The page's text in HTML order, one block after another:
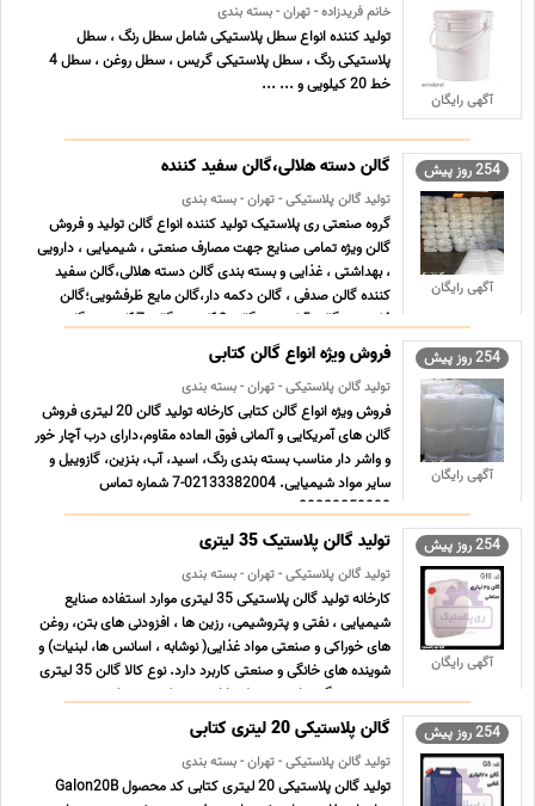
آگهی رایگان
خانم فریدزاده - تهران - بسته بندی
تولید کننده انواع سطل پلاستیکی شامل سطل رنگ ، سطل
پلاستیکی رنگ ، سطل پلاستیکی گریس ، سطل روغن ، سطل 4
خط 20 کیلویی و ... ...
254 روز پیش
آگهی رایگان
گالن دسته هلالی،گالن سفید کننده
تولید گالن پلاستیکی - تهران - بسته بندی
گروه صنعتی ری پلاستیک تولید کننده انواع گالن تولید و فروش
گالن ویژه تمامی صنایع جهت مصارف صنعتی ، شیمیایی ، دارویی
، بهداشتی ، غذایی و بسته بندی گالن دسته هلالی،گالن سفید
کننده گالن صدفی ، گالن دکمه دار،گالن مایع ظرفشویی؛گالن
4لیتری - گالن 5 لیتری - گالن 10لیتری،گالن 17لیتری - گا ... ...
254 روز پیش
آگهی رایگان
فروش ویژه انواع گالن کتابی
تولید گالن پلاستیکی - تهران - بسته بندی
فروش ویژه انواع گالن کتابی کارخانه تولید گالن 20 لیتری فروش
گالن های آمریکایی و آلمانی فوق العاده مقاوم،دارای درب آچار خور
و واشر دار مناسب بسته بندی رنگ، اسید، آب، بنزین، گازوییل و
سایر مواد شیمیایی. 02133382004-7 شماره تماس
09329059999 ...
254 روز پیش
آگهی رایگان
تولید گالن پلاستیک 35 لیتری
تولید گالن پلاستیکی - تهران - بسته بندی
کارخانه تولید گالن پلاستیکی 35 لیتری موارد استفاده صنایع
شیمیایی ، نفتی و پتروشیمی، رزین ها ، افزودنی های بتن، روغن
های خوراکی و صنعتی مواد غذایی( نوشابه ، اسانس ها، لبنیات) و
شوینده های خانگی و صنعتی کاربرد دارد. نوع کالا گالن 35 لیتری
صنعتی ویژگی های محصول دارای درب پلمپ همراه ... ...
254 روز پیش گالن پلاستیکی 20 لیتری کتابی
تولید گالن پلاستیکی - تهران - بسته بندی
تولید گالن پلاستیکی 20 لیتری کتابی کد محصول Galon20B